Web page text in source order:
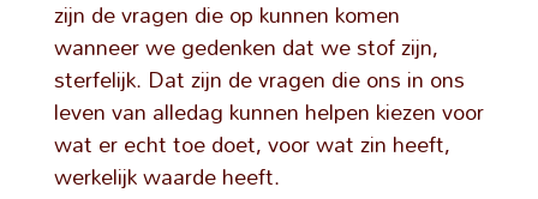
zijn de vragen die op kunnen komen
wanneer we gedenken dat we stof zijn,
sterfelijk. Dat zijn de vragen die ons in ons
leven van alledag kunnen helpen kiezen voor
wat er echt toe doet, voor wat zin heeft,
werkelijk waarde heeft.